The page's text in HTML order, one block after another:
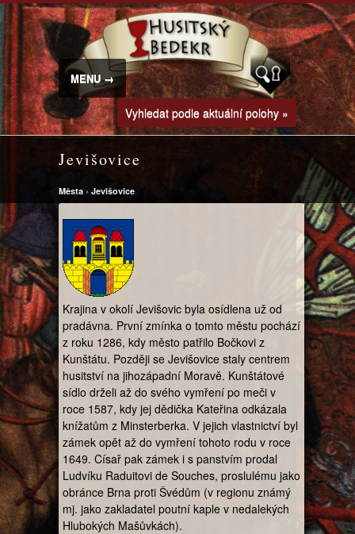
MENU →
Vyhledat podle aktuální polohy »
Jevišovice
Města › Jevišovice
Krajina v okolí Jevišovic byla osídlena už od
pradávna. První zmínka o tomto městu pochází
z roku 1286, kdy město patřilo Bočkovi z
Kunštátu. Později se Jevišovice staly centrem
husitství na jihozápadní Moravě. Kunštátové
sídlo drželi až do svého vymření po meči v
roce 1587, kdy jej dědička Kateřina odkázala
knížatům z Minsterberka. V jejich vlastnictví byl
zámek opět až do vymření tohoto rodu v roce
1649. Císař pak zámek i s panstvím prodal
Ludvíku Raduitovi de Souches, proslulému jako
obránce Brna proti Švédům (v regionu známý
mj. jako zakladatel poutní kaple v nedalekých
Hlubokých Mašůvkách).